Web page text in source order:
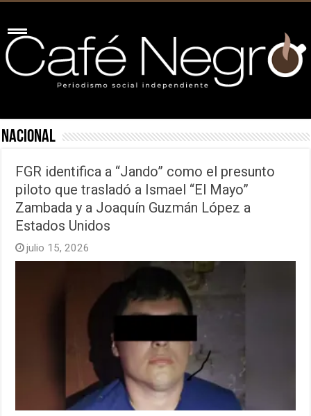
Nacional
FGR identifica a “Jando” como el presunto
piloto que trasladó a Ismael “El Mayo”
Zambada y a Joaquín Guzmán López a
Estados Unidos
julio 15, 2026